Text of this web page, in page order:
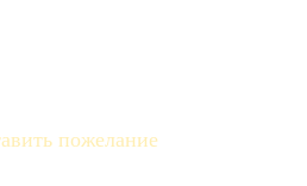
пожелание